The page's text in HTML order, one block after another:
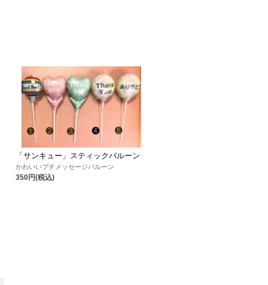
「サンキュー」スティックバルーン
かわいいプチメッセージバルーン
350円(税込)